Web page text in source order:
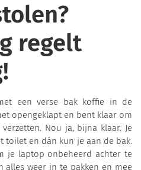
regelt
een verse bak koffie in de
opengeklapt en bent klaar om
Nou ja, bijna klaar. Je
toilet en dán kun je aan de bak.
je laptop onbeheerd achter te
alles weer in te pakken en mee